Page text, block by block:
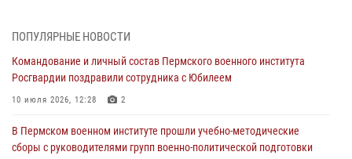
Федерации проводится выставка, посвящённая войскам
правопорядка
10 июля 2026, 14:30 8
Росгвардии поздравили сотрудника с Юбилеем
10 июля 2026, 12:28 2
ПОПУЛЯРНЫЕ НОВОСТИ
Командование и личный состав Пермского военного института
Росгвардии поздравили сотрудника с Юбилеем
10 июля 2026, 12:28 2
В Пермском военном институте прошли учебно-методические
сборы с руководителями групп военно-политической подготовки